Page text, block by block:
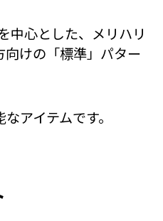
中心とした、メリハリ
けの「標準」パター
アイテムです。